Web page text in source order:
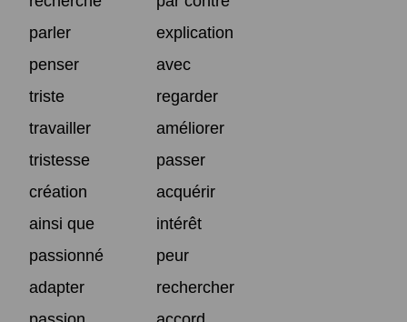
parler
explication
penser
avec
triste
regarder
travailler
améliorer
tristesse
passer
création
acquérir
ainsi que
intérêt
passionné
peur
adapter
rechercher